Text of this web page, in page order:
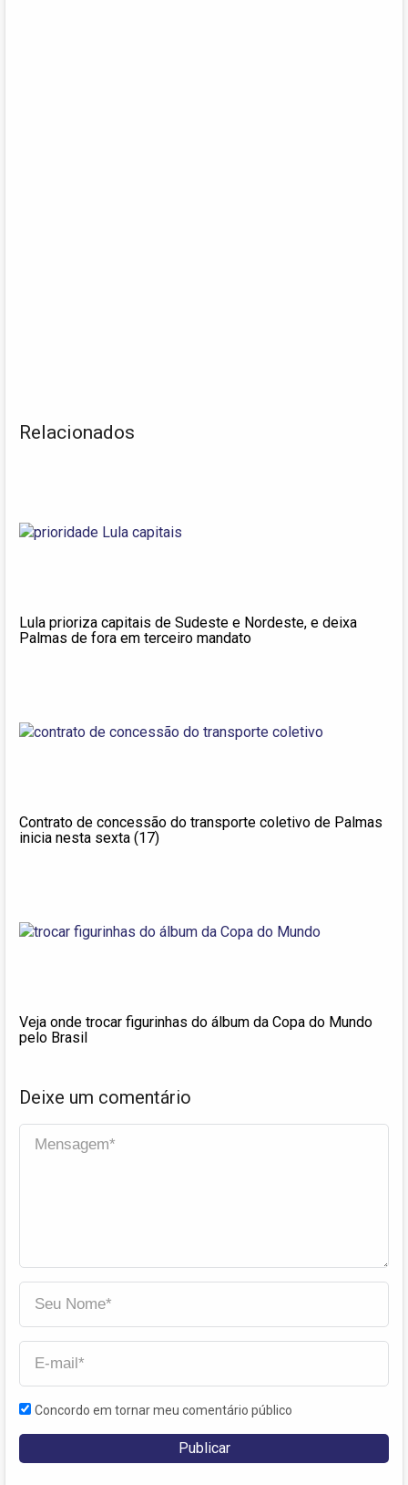
Relacionados
Lula prioriza capitais de Sudeste e Nordeste, e deixa
Palmas de fora em terceiro mandato
Contrato de concessão do transporte coletivo de Palmas
inicia nesta sexta (17)
Veja onde trocar figurinhas do álbum da Copa do Mundo
pelo Brasil
Deixe um comentário
Concordo em tornar meu comentário público